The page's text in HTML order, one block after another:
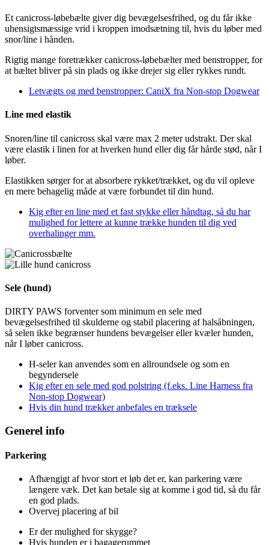
Et canicross-løbebælte giver dig bevægelsesfrihed, og du får ikke
uhensigtsmæssige vrid i kroppen imodsætning til, hvis du løber med
snor/line i hånden.
Rigtig mange foretrækker canicross-løbebælter med benstropper, for
at bæltet bliver på sin plads og ikke drejer sig eller rykkes rundt.
Letvægts og med benstropper: CaniX fra Non-stop Dogwear
Line med elastik
Snoren/line til canicross skal være max 2 meter udstrakt. Der skal
være elastik i linen for at hverken hund eller dig får hårde stød, når I
løber.
Elastikken sørger for at absorbere rykket/trækket, og du vil opleve
en mere behagelig måde at være forbundet til din hund.
Kig efter en line med et fast stykke eller håndtag, så du har
mulighed for lettere at kunne trække hunden til dig ved
overhalinger mm.
Sele (hund)
DIRTY PAWS forventer som minimum en sele med
bevægelsesfrihed til skulderne og stabil placering af halsåbningen,
så selen ikke begrænser hundens bevægelser eller kvæler hunden,
når I løber canicross.
H-seler kan anvendes som en allroundsele og som en
begyndersele
Kig efter en sele med god polstring (f.eks. Line Harness fra
Non-stop Dogwear)
Hvis din hund trækker anbefales en træksele
Generel info
Parkering
Afhængigt af hvor stort et løb det er, kan parkering være
længere væk. Det kan betale sig at komme i god tid, så du får
en god plads.
Overvej placering af bil
Er der mulighed for skygge?
Hvis hunden er i bagagerummet